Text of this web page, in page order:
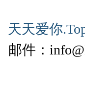
天天爱你
邮件：